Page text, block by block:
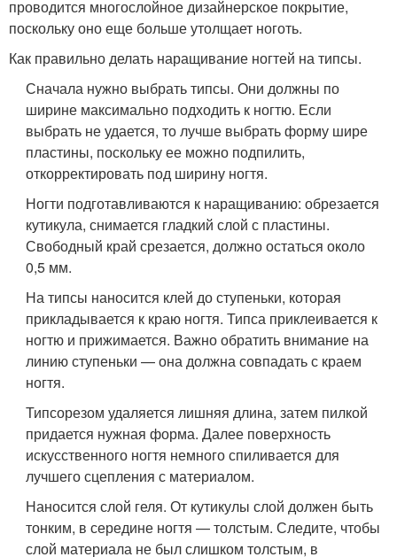
проводится многослойное дизайнерское покрытие,
поскольку оно еще больше утолщает ноготь.
Как правильно делать наращивание ногтей на типсы.
Сначала нужно выбрать типсы. Они должны по
ширине максимально подходить к ногтю. Если
выбрать не удается, то лучше выбрать форму шире
пластины, поскольку ее можно подпилить,
откорректировать под ширину ногтя.
Ногти подготавливаются к наращиванию: обрезается
кутикула, снимается гладкий слой с пластины.
Свободный край срезается, должно остаться около
0,5 мм.
На типсы наносится клей до ступеньки, которая
прикладывается к краю ногтя. Типса приклеивается к
ногтю и прижимается. Важно обратить внимание на
линию ступеньки — она должна совпадать с краем
ногтя.
Типсорезом удаляется лишняя длина, затем пилкой
придается нужная форма. Далее поверхность
искусственного ногтя немного спиливается для
лучшего сцепления с материалом.
Наносится слой геля. От кутикулы слой должен быть
тонким, в середине ногтя — толстым. Следите, чтобы
слой материала не был слишком толстым, в